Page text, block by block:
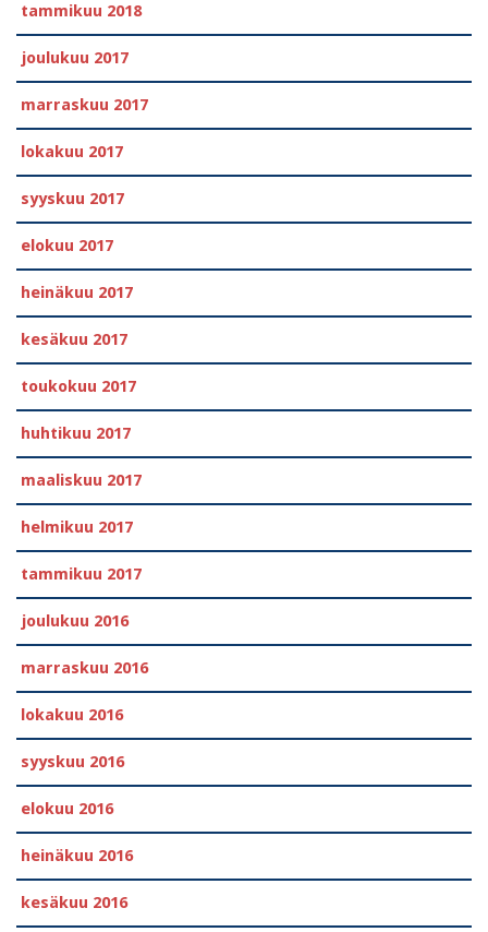
tammikuu 2018
joulukuu 2017
marraskuu 2017
lokakuu 2017
syyskuu 2017
elokuu 2017
heinäkuu 2017
kesäkuu 2017
toukokuu 2017
huhtikuu 2017
maaliskuu 2017
helmikuu 2017
tammikuu 2017
joulukuu 2016
marraskuu 2016
lokakuu 2016
syyskuu 2016
elokuu 2016
heinäkuu 2016
kesäkuu 2016